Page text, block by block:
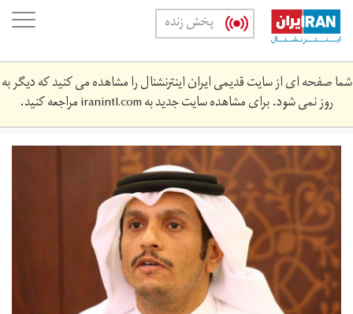
Skip
main
content
پخش زنده
شما صفحه ای از سایت قدیمی ایران اینترنشنال را مشاهده می کنید که دیگر به
روز نمی شود. برای مشاهده سایت جدید بهiranintl.comمراجعه کنید.
1cf79126-
e21d-
4f6e-
a684-
e4c88289fa9a_w1023_r1_s.jpg